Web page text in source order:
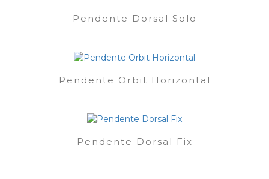
Pendente Dorsal Solo
Pendente Orbit Horizontal
Pendente Dorsal Fix